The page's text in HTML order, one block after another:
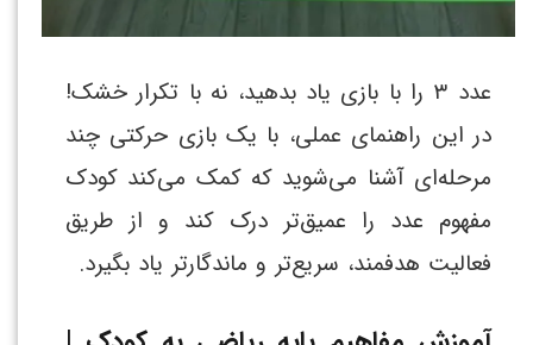
عدد ۳ را با بازی یاد بدهید، نه با تکرار خشک!
در این راهنمای عملی، با یک بازی حرکتی چند
مرحله‌ای آشنا می‌شوید که کمک می‌کند کودک
مفهوم عدد را عمیق‌تر درک کند و از طریق
فعالیت هدفمند، سریع‌تر و ماندگارتر یاد بگیرد.